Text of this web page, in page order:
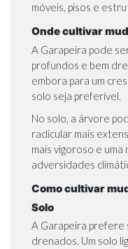
móveis, pisos e
Onde cultivar
A Garapeira pode
profundos e bem
embora para um
solo seja preferível.
No solo, a árvore
radicular mais
mais vigoroso e
adversidades
Como cultivar
Solo
A Garapeira prefere
drenados. Um solo